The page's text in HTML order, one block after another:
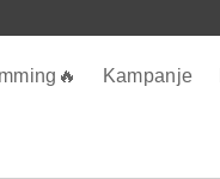
Kampanje